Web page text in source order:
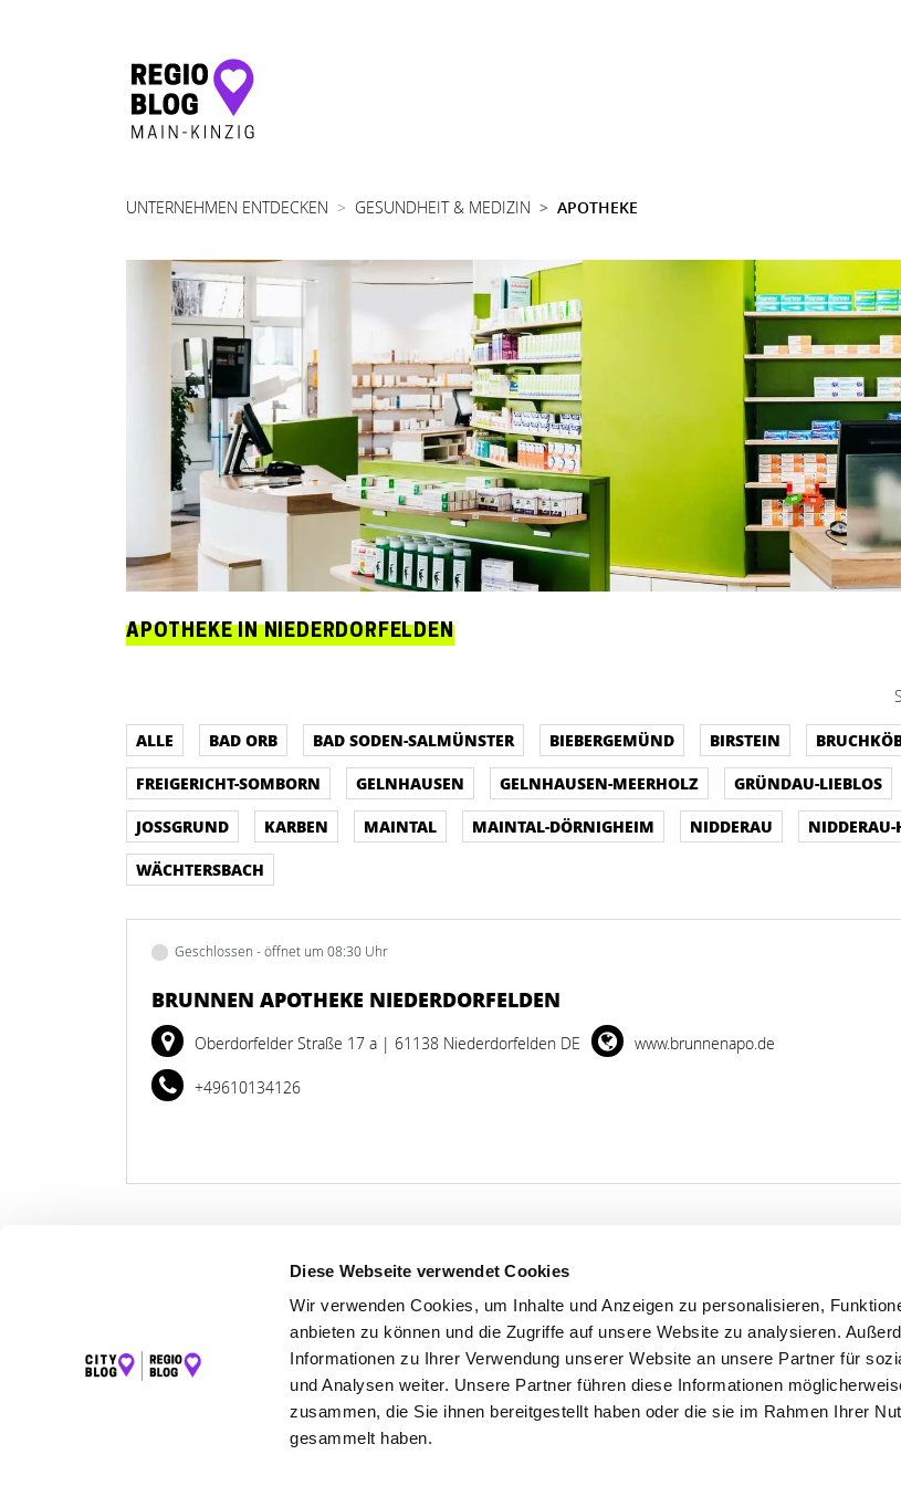
Diese Webseite verwendet Cookies
Wir verwenden Cookies, um Inhalte und Anzeigen zu personalisieren,
anbieten zu können und die Zugriffe auf unsere Website zu analysieren.
Informationen zu Ihrer Verwendung unserer Website an unsere Partner für
und Analysen weiter. Unsere Partner führen diese Informationen
zusammen, die Sie ihnen bereitgestellt haben oder die sie im Rahmen Ihrer
gesammelt haben.
Hauptnavigation
UNTERNEHMEN ENTDECKEN GESUNDHEIT & MEDIZIN APOTHEKE
APOTHEKE IN NIEDERDORFELDEN
ALLE BAD ORB BAD SODEN-SALMÜNSTER BIEBERGEMÜND BIRSTEIN
FREIGERICHT-SOMBORN
GELNHAUSEN GELNHAUSEN-MEERHOLZ GRÜNDAU-LIEBLOS
JOSSGRUND
KARBEN MAINTAL MAINTAL-DÖRNIGHEIM NIDDERAU NIDDERAU-
WÄCHTERSBACH
Geschlossen - öffnet um 08:30 Uhr
BRUNNEN APOTHEKE NIEDERDORFELDEN
Oberdorfelder Straße 17 a | 61138 Niederdorfelden DE
+49610134126
www.brunnenapo.de
LET'S CONNECT
Kontakt
SERVICE
WhatsApp
0800 0057425